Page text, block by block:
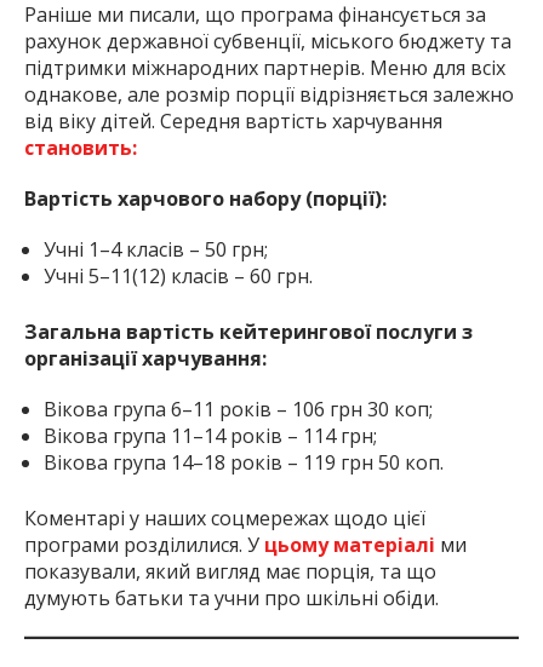
Раніше ми писали, що програма фінансується за
рахунок державної субвенції, міського бюджету та
підтримки міжнародних партнерів. Меню для всіх
однакове, але розмір порції відрізняється залежно
від віку дітей. Середня вартість харчування
становить:
Вартість харчового набору (порції):
Учні 1–4 класів – 50 грн;
Учні 5–11(12) класів – 60 грн.
Загальна вартість кейтерингової послуги з
організації харчування:
Вікова група 6–11 років – 106 грн 30 коп;
Вікова група 11–14 років – 114 грн;
Вікова група 14–18 років – 119 грн 50 коп.
Коментарі у наших соцмережах щодо цієї
програми розділилися. У цьому матеріалі ми
показували, який вигляд має порція, та що
думують батьки та учни про шкільні обіди.